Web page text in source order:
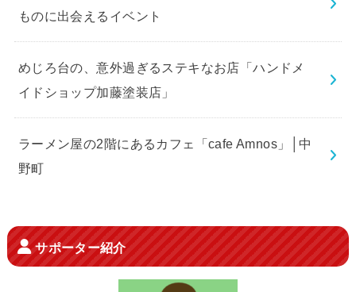
ものに出会えるイベント
めじろ台の、意外過ぎるステキなお店「ハンドメ
イドショップ加藤塗装店」
ラーメン屋の2階にあるカフェ「cafe Amnos」│中
野町
サポーター紹介